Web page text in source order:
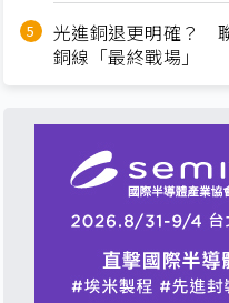
光進銅退更明確？
銅線「最終戰場」